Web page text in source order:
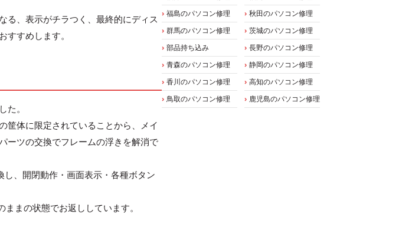
る、表示がチラつく、最終的にディス
すめします。
。
筐体に限定されていることから、メイ
ーツの交換でフレームの浮きを解消で
、開閉動作・画面表示・各種ボタン
まの状態でお返ししています。
福島のパソコン修理
秋田のパソコン修理
群馬のパソコン修理
茨城のパソコン修理
部品持ち込み
長野のパソコン修理
青森のパソコン修理
静岡のパソコン修理
香川のパソコン修理
高知のパソコン修理
鳥取のパソコン修理
鹿児島のパソコン修理